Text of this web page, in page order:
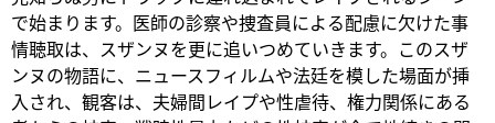
で始まります。医師の診察や捜査員による配慮に欠けた事
情聴取は、スザンヌを更に追いつめていきます。このスザ
ンヌの物語に、ニュースフィルムや法廷を模した場面が挿
入され、観客は、夫婦間レイプや性虐待、権力関係にある